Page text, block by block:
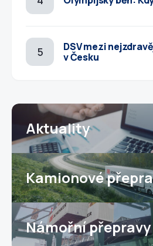
DSV mezi
v Česku
Aktuality
Kamionové
Námořní přepravy